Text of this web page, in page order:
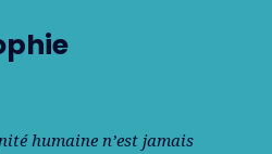
humaine n’est jamais